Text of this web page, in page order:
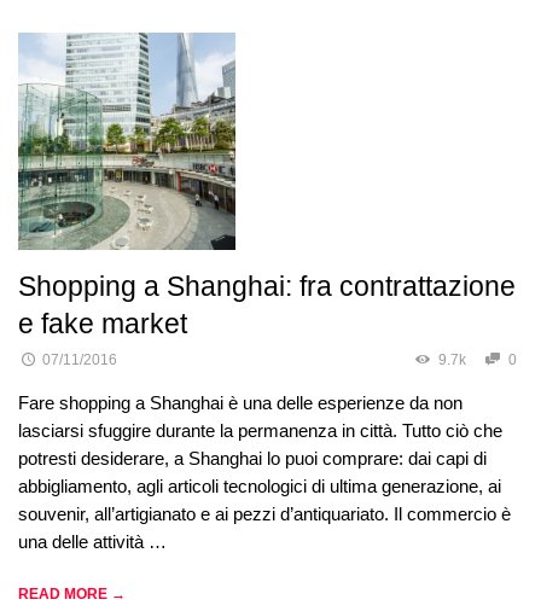
Shopping a Shanghai: fra contrattazione
e fake market
07/11/2016 9.7k 0
Fare shopping a Shanghai è una delle esperienze da non
lasciarsi sfuggire durante la permanenza in città. Tutto ciò che
potresti desiderare, a Shanghai lo puoi comprare: dai capi di
abbigliamento, agli articoli tecnologici di ultima generazione, ai
souvenir, all’artigianato e ai pezzi d’antiquariato. Il commercio è
una delle attività …
READ MORE →